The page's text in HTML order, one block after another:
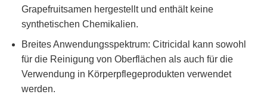
Grapefruitsamen hergestellt und enthält keine
synthetischen Chemikalien.
Breites Anwendungsspektrum: Citricidal kann sowohl
für die Reinigung von Oberflächen als auch für die
Verwendung in Körperpflegeprodukten verwendet
werden.